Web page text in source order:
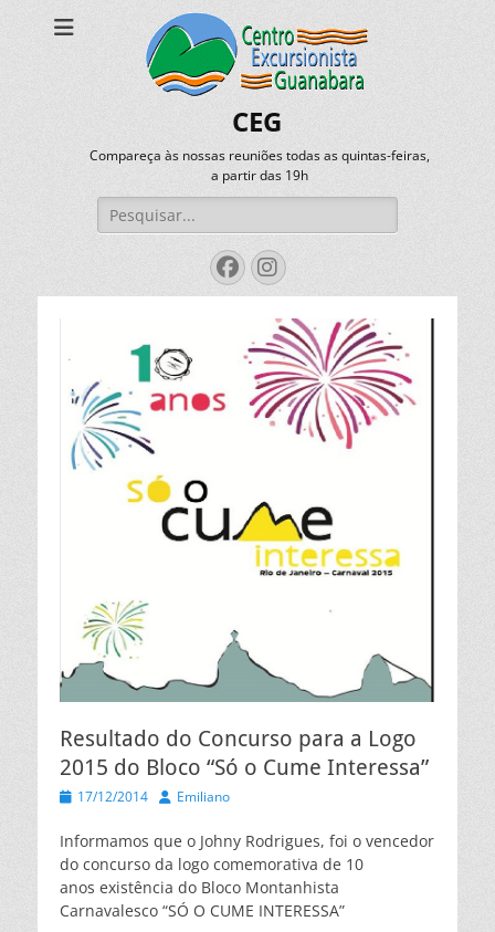
CEG
Compareça às nossas reuniões todas as quintas-feiras,
a partir das 19h
Pesquisar
por:
Facebook
Instagram
Resultado do Concurso para a Logo
2015 do Bloco “Só o Cume Interessa”
Posted17/12/2014 AutorEmiliano
Informamos que o Johny Rodrigues, foi o vencedor
do concurso da logo comemorativa de 10
anos existência do Bloco Montanhista
Carnavalesco “SÓ O CUME INTERESSA”